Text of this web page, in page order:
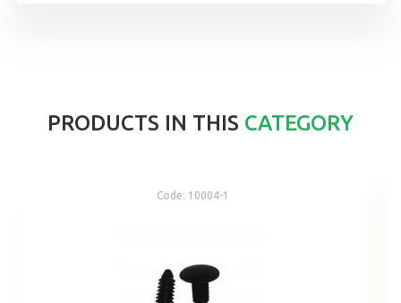
PRODUCTS IN THIS CATEGORY
Code: 10004-1